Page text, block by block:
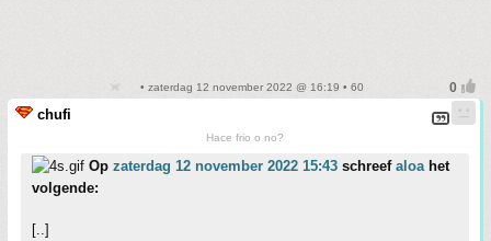
• zaterdag 12 november 2022 @ 16:19 • 60
chufi
Hace frio o no?
Op zaterdag 12 november 2022 15:43 schreef aloahet
volgende:
[..]